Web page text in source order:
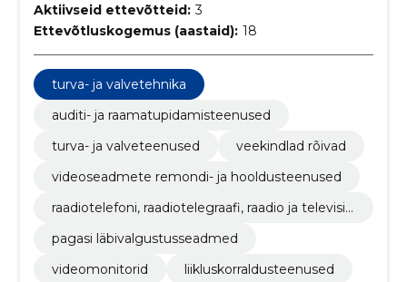
Aktiivseid ettevõtteid: 3
Ettevõtluskogemus (aastaid): 18
turva- ja valvetehnika
auditi- ja raamatupidamisteenused
turva- ja valveteenused
veekindlad rõivad
videoseadmete remondi- ja hooldusteenused
raadiotelefoni, raadiotelegraafi, raadio ja televisio
pagasi läbivalgustusseadmed
videomonitorid
liikluskorraldusteenused